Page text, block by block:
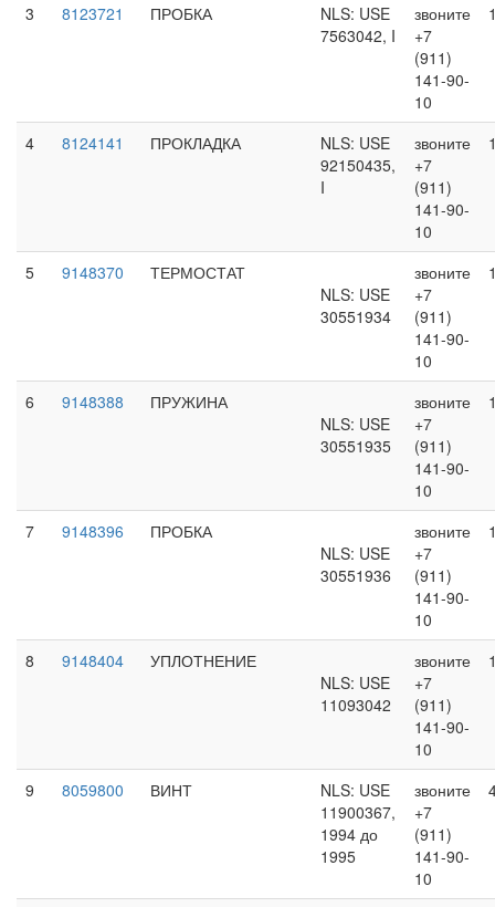
3 8123721 ПРОБКА
NLS: USE
7563042, I
звоните
+7
(911)
141-90-
10
4 8124141 ПРОКЛАДКА
NLS: USE
92150435,
I
звоните
+7
(911)
141-90-
10
5 9148370
ТЕРМОСТАТ
NLS: USE
30551934
звоните
+7
(911)
141-90-
10
6 9148388
ПРУЖИНА
NLS: USE
30551935
звоните
+7
(911)
141-90-
10
7 9148396
ПРОБКА
NLS: USE
30551936
звоните
+7
(911)
141-90-
10
8 9148404
УПЛОТНЕНИЕ
NLS: USE
11093042
звоните
+7
(911)
141-90-
10
9 8059800 ВИНТ
NLS: USE
11900367,
1994 до
1995
звоните
+7
(911)
141-90-
10